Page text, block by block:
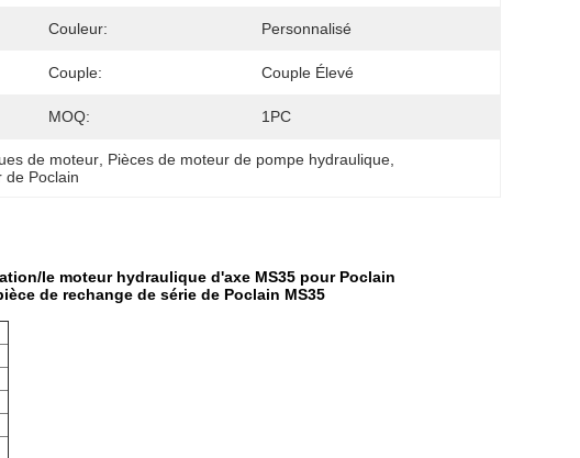
Couleur: Personnalisé
Couple: Couple Élevé
MOQ: 1PC
de moteur Pièces de moteur de pompe hydraulique
de Poclain
le moteur hydraulique d'axe MS35 pour Poclain
de rechange de série de Poclain MS35